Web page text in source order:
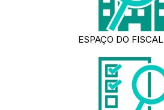
ESPAÇO DO